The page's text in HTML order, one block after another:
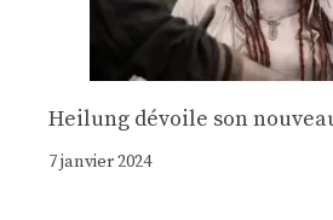
Heilung dévoile son
7 janvier 2024